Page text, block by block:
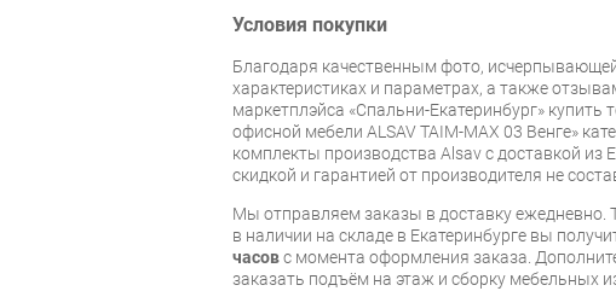
Условия покупки
Благодаря качественным фото,
характеристиках и параметрах, а также
маркетплэйса «Спальни-Екатеринбург» купить
офисной мебели ALSAV TAIM-MAX 03 Венге»
комплекты производства Alsav с доставкой из
скидкой и гарантией от производителя не
Мы отправляем заказы в доставку ежедневно.
в наличии на складе в Екатеринбурге вы
часовс момента оформления заказа.
заказать подъём на этаж и сборку мебельных